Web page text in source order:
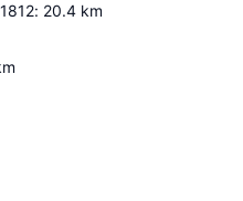
: 20.4 km